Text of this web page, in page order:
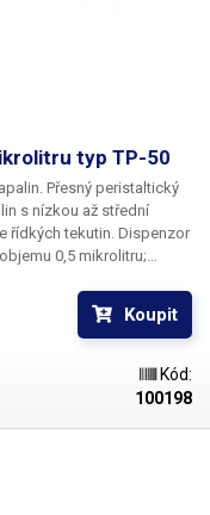
typ TP-50
Přesný peristaltický
s nízkou až střední
řídkých tekutin. Dispenzor
0,5 mikrolitru;
peristaltické
Koupit
Kód:
100198